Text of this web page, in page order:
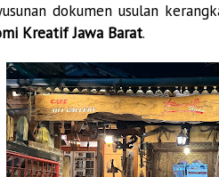
dokumen usulan
Kreatif Jawa Barat.